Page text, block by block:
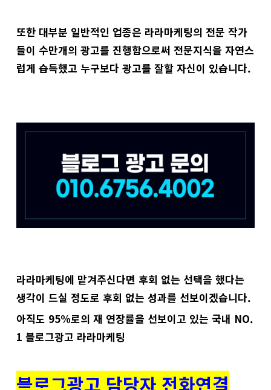
또한 대부분 일반적인 업종은 라라마케팅의 전문 작가
들이 수만개의 광고를 진행함으로써 전문지식을 자연스
럽게 습득했고 누구보다 광고를 잘할 자신이 있습니다.
라라마케팅에 맡겨주신다면 후회 없는 선택을 했다는
생각이 드실 정도로 후회 없는 성과를 선보이겠습니다.
​아직도 95%로의 재 연장률을 선보이고 있는 국내 NO.
1 블로그광고 라라마케팅
블로그광고 담당자 전화연결